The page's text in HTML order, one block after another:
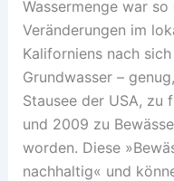
Wassermenge war
Veränderungen im
Kaliforniens nach
Grundwasser –
Stausee der USA, zu
und 2009 zu
worden. Diese
nachhaltig« und